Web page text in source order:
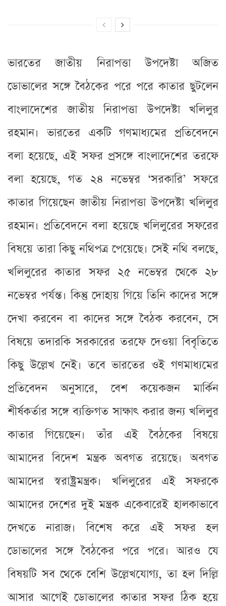
ভারতের জাতীয় নিরাপত্তা উপদেষ্টা অজিত
ডোভালের সঙ্গে বৈঠকের পরে পরে কাতার ছুটলেন
বাংলাদেশের জাতীয় নিরাপত্তা উপদেষ্টা খলিলুর
রহমান। ভারতের একটি গণমাধ্যমের প্রতিবেদনে
বলা হয়েছে, এই সফর প্রসঙ্গে বাংলাদেশের তরফে
বলা হয়েছে, গত ২৪ নভেম্বর ‘সরকারি’ সফরে
কাতার গিয়েছেন জাতীয় নিরাপত্তা উপদেষ্টা খলিলুর
রহমান। প্রতিবেদনে বলা হয়েছে খলিলুরের সফরের
বিষয়ে তারা কিছু নথিপত্র পেয়েছে। সেই নথি বলছে,
খলিলুরের কাতার সফর ২৫ নভেম্বর থেকে ২৮
নভেম্বর পর্যন্ত। কিন্তু দোহায় গিয়ে তিনি কাদের সঙ্গে
দেখা করবেন বা কাদের সঙ্গে বৈঠক করবেন, সে
বিষয়ে তদারকি সরকারের তরফে দেওয়া বিবৃতিতে
কিছু উল্লেখ নেই। তবে ভারতের ওই গণমাধ্যমের
প্রতিবেদন অনুসারে, বেশ কয়েকজন মার্কিন
শীর্ষকর্তার সঙ্গে ব্যক্তিগত সাক্ষাৎ করার জন্য খলিলুর
কাতার গিয়েছেন। তাঁর এই বৈঠকের বিষয়ে
আমাদের বিদেশ মন্ত্রক অবগত রয়েছে। অবগত
আমাদের স্বরাষ্ট্রমন্ত্রক। খলিলুরের এই সফরকে
আমাদের দেশের দুই মন্ত্রক একেবারেই হালকাভাবে
দেখতে নারাজ। বিশেষ করে এই সফর হল
ডোভালের সঙ্গে বৈঠকের পরে পরে। আরও যে
বিষয়টি সব থেকে বেশি উল্লেখযোগ্য, তা হল দিল্লি
আসার আগেই ডোভালের কাতার সফর ঠিক হয়ে